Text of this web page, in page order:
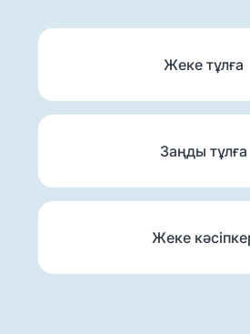
Жеке тұлға
Заңды тұлға
Жеке